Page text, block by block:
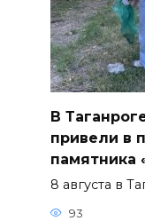
В
привели в
памятника
8 августа в
93